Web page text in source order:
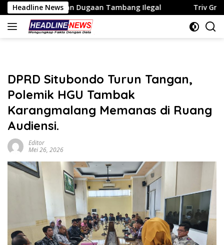
Langsung
ke
konten
Headline News
Dugaan Tambang Ilegal Triv Group dan Gabriel
DPRD Situbondo Turun Tangan,
Polemik HGU Tambak
Karangmalang Memanas di Ruang
Audiensi.
Editor
Mei 26, 2026